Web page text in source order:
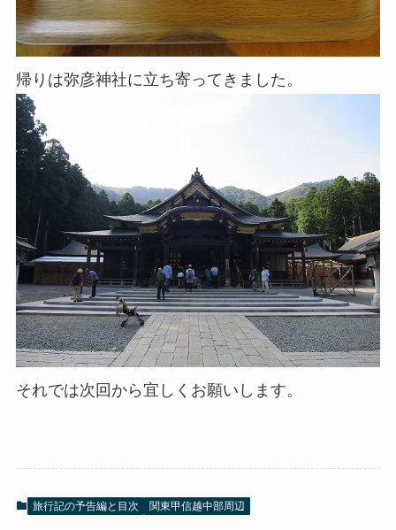
帰りは弥彦神社に立ち寄ってきました。
それでは次回から宜しくお願いします。
旅行記の予告編と目次 関東甲信越中部周辺